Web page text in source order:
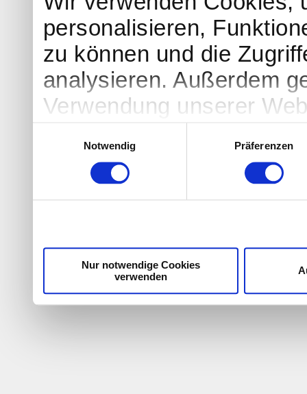
personalisieren,
zu können und die
analysieren. Außerdem
Verwendung unserer
Partner führen diese
weiteren Daten
Cookies, wenn Sie
Notwendig
Präferenzen
Nur notwendige Cookies
verwenden